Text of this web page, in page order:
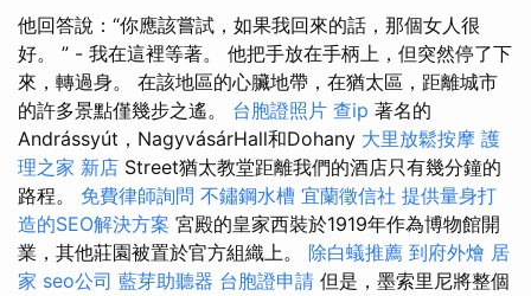
他回答說：“你應該嘗試，如果我回來的話，那個女人很
好。 ” - 我在這裡等著。 他把手放在手柄上，但突然停了下
來，轉過身。 在該地區的心臟地帶，在猶太區，距離城市
的許多景點僅幾步之遙。 台胞證照片 查ip 著名的
Andrássyút，NagyvásárHall和Dohany 大里放鬆按摩 護
理之家 新店 Street猶太教堂距離我們的酒店只有幾分鐘的
路程。 免費律師詢問 不鏽鋼水槽 宜蘭徵信社 提供量身打
造的SEO解決方案 宮殿的皇家西裝於1919年作為博物館開
業，其他莊園被置於官方組織上。 除白蟻推薦 到府外燴 居
家 seo公司 藍芽助聽器 台胞證申請 但是，墨索里尼將整個